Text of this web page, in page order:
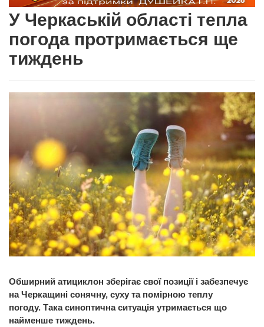
У Черкаській області тепла
погода протримається ще
тиждень
Обширний атициклон зберігає свої позиції і забезпечує
на Черкащині сонячну, суху та помірною теплу
погоду. Така синоптична ситуація утримається що
найменше тиждень.